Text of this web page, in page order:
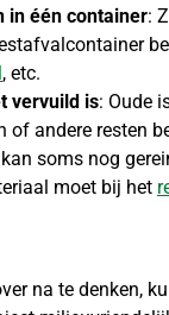
in één container:
, etc.
vervuild is: Oude
of andere resten
soms nog
moet bij het
na te denken,